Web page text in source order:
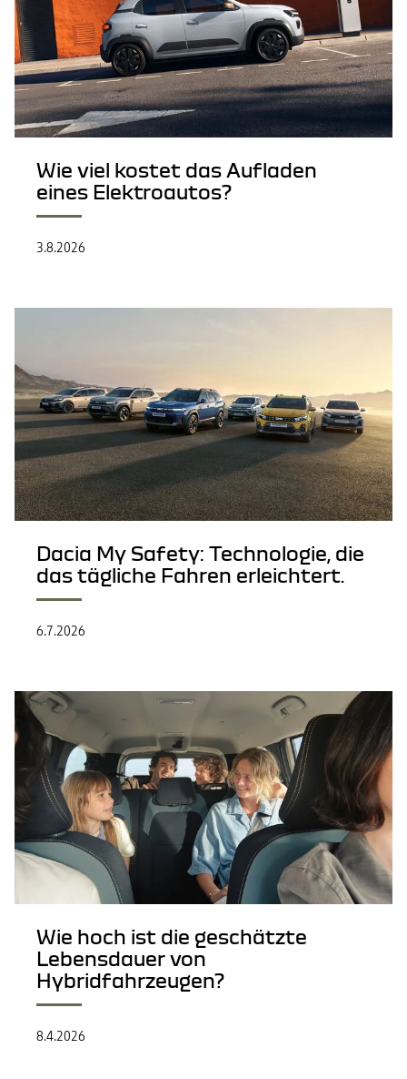
Wie viel kostet das Aufladen
eines Elektroautos?
3.8.2026
Dacia My Safety: Technologie, die
das tägliche Fahren erleichtert.
6.7.2026
Wie hoch ist die geschätzte
Lebensdauer von
Hybridfahrzeugen?
8.4.2026